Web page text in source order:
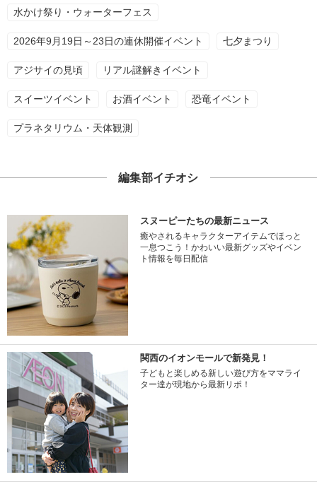
水かけ祭り・ウォーターフェス
2026年9月19日～23日の連休開催イベント 七夕まつり
アジサイの見頃 リアル謎解きイベント
スイーツイベント お酒イベント 恐竜イベント
プラネタリウム・天体観測
編集部イチオシ
スヌーピーたちの最新ニュース
癒やされるキャラクターアイテムでほっと
一息つこう！かわいい最新グッズやイベン
ト情報を毎日配信
関西のイオンモールで新発見！
子どもと楽しめる新しい遊び方をママライ
ター達が現地から最新リポ！